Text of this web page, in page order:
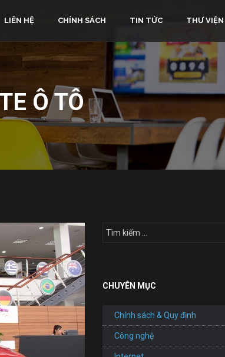
LIÊN HỆ CHÍNH SÁCH TIN TỨC THƯ VIỆN
Ô TÔ
CHUYÊN MỤC
Chính sách & Quy định
Công nghệ